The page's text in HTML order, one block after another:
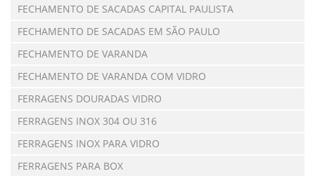
FECHAMENTO DE SACADAS CAPITAL PAULISTA
FECHAMENTO DE SACADAS EM SÃO PAULO
FECHAMENTO DE VARANDA
FECHAMENTO DE VARANDA COM VIDRO
FERRAGENS DOURADAS VIDRO
FERRAGENS INOX 304 OU 316
FERRAGENS INOX PARA VIDRO
FERRAGENS PARA BOX